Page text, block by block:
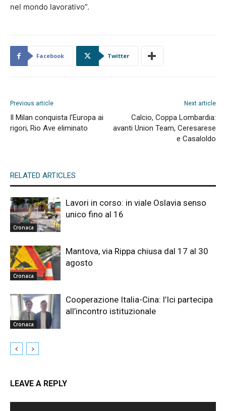
nel mondo lavorativo”.
Facebook Twitter
Previous article
Il Milan conquista l’Europa ai
rigori, Rio Ave eliminato
Next article
Calcio, Coppa Lombardia:
avanti Union Team, Ceresarese
e Casaloldo
RELATED ARTICLES
Cronaca
Lavori in corso: in viale Oslavia senso
unico fino al 16
Cronaca
Mantova, via Rippa chiusa dal 17 al 30
agosto
Cronaca
Cooperazione Italia-Cina: l’Ici partecipa
all’incontro istituzionale
LEAVE A REPLY